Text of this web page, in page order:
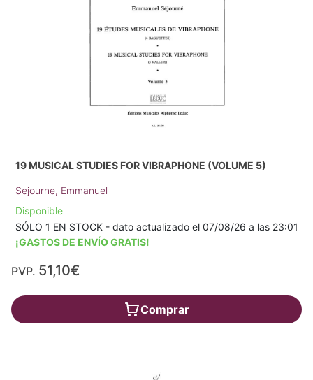
19 MUSICAL STUDIES FOR VIBRAPHONE (VOLUME 5)
Sejourne, Emmanuel
Disponible
SÓLO 1 EN STOCK - dato actualizado el 07/08/26 a las 23:01
¡GASTOS DE ENVÍO GRATIS!
PVP. 51,10€
Comprar